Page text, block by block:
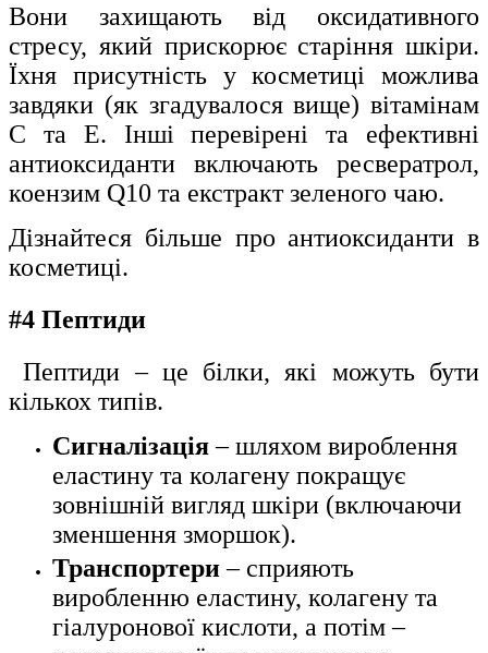
Вони захищають від оксидативного
стресу, який прискорює старіння шкіри.
Їхня присутність у косметиці можлива
завдяки (як згадувалося вище) вітамінам
С та Е. Інші перевірені та ефективні
антиоксиданти включають ресвератрол,
коензим Q10 та екстракт зеленого чаю.
Дізнайтеся більше про антиоксиданти в
косметиці.
#4 Пептиди
Пептиди – це білки, які можуть бути
кількох типів.
Сигналізація – шляхом вироблення
еластину та колагену покращує
зовнішній вигляд шкіри (включаючи
зменшення зморшок).
Транспортери – сприяють
виробленню еластину, колагену та
гіалуронової кислоти, а потім –